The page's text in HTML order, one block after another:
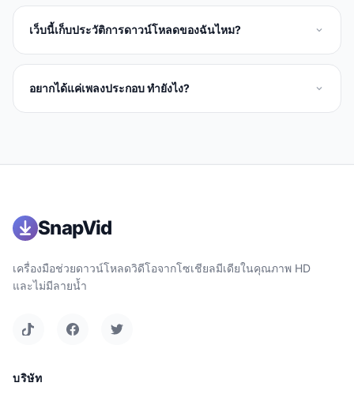
เว็บนี้เก็บประวัติการดาวน์โหลดของฉันไหม?
อยากได้แค่เพลงประกอบ ทำยังไง?
SnapVid
เครื่องมือช่วยดาวน์โหลดวิดีโอจากโซเชียลมีเดียในคุณภาพ HD
และไม่มีลายน้ำ
บริษัท